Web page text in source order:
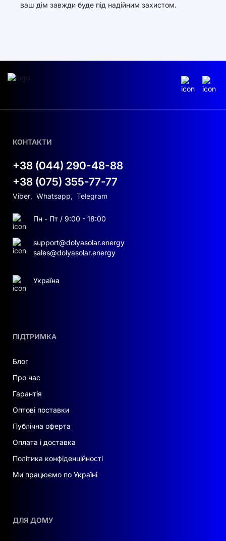
ваш дім завжди буде під надійним захистом.
ПІДТРИМКА
Блог
Про нас
Гарантія
Оптові поставки
Публічна оферта
Оплата і доставка
Політика конфіденційності
Ми працюємо по Україні
ДЛЯ ДОМУ
КОНТАКТИ
+38 (044) 290-48-88
+38 (075) 355-77-77
Viber, Whatsapp, Telegram
Пн - Пт / 9:00 - 18:00
support@dolyasolar.energy
sales@dolyasolar.energy
Україна